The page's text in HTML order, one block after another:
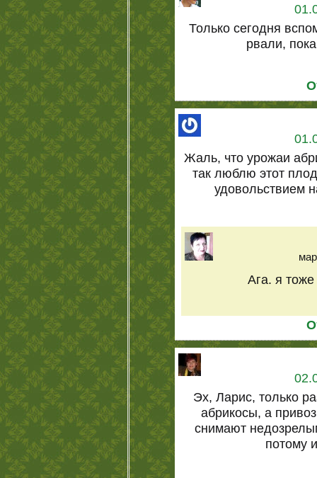
Только сегодня
рвали,
Жаль, что урожаи
так люблю этот
удовольствием
Ага. я
Эх, Ларис, только
абрикосы, а
снимают
потому